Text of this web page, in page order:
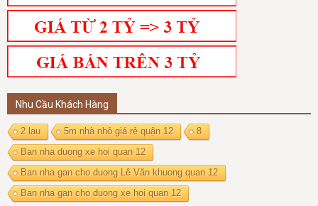
Nhu Cầu Khách Hàng
2 lau 5m nhà nhỏ giá rẻ quận 12
8
Ban nha duong xe hoi quan 12
Ban nha gan cho duong Lê Văn khuong quan 12
Ban nha gan cho duong xe hoi quan 12